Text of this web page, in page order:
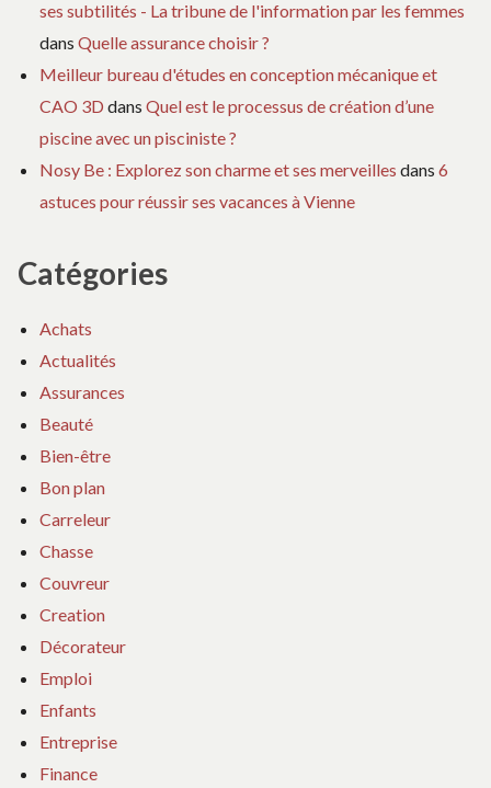
ses subtilités - La tribune de l'information par les femmes
dans Quelle assurance choisir ?
Meilleur bureau d'études en conception mécanique et
CAO 3D dans Quel est le processus de création d’une
piscine avec un pisciniste ?
Nosy Be : Explorez son charme et ses merveilles dans 6
astuces pour réussir ses vacances à Vienne
Catégories
Achats
Actualités
Assurances
Beauté
Bien-être
Bon plan
Carreleur
Chasse
Couvreur
Creation
Décorateur
Emploi
Enfants
Entreprise
Finance